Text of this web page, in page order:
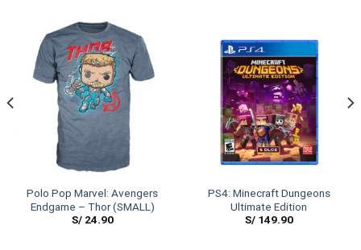
Polo Pop Marvel: Avengers
Endgame – Thor (SMALL)
S/24.90
PS4: Minecraft Dungeons
Ultimate Edition
S/149.90